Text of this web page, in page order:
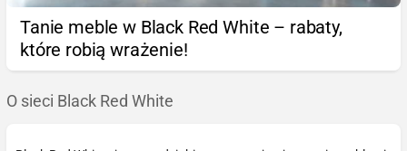
Tanie meble w Black Red White – rabaty,
które robią wrażenie!
O sieci Black Red White